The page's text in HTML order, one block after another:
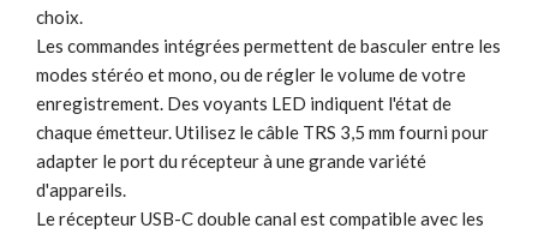
choix.
Les commandes intégrées permettent de basculer entre les
modes stéréo et mono, ou de régler le volume de votre
enregistrement. Des voyants LED indiquent l'état de
chaque émetteur. Utilisez le câble TRS 3,5 mm fourni pour
adapter le port du récepteur à une grande variété
d'appareils.
Le récepteur USB-C double canal est compatible avec les